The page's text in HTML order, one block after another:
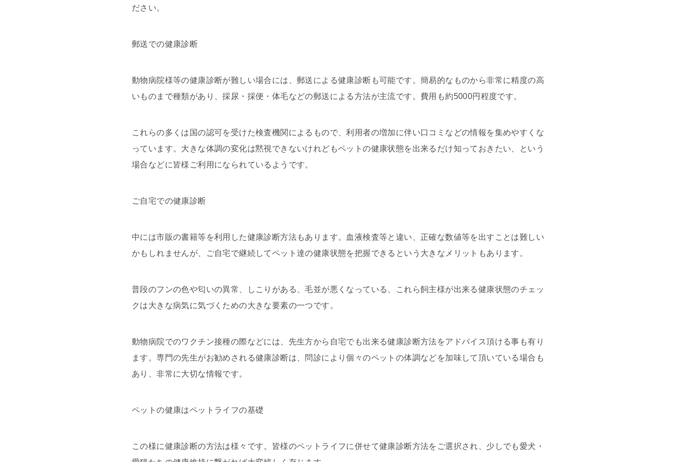
ださい。
郵送での健康診断
動物病院様等の健康診断が難しい場合には、郵送による健康診断も可能です。簡易的なものから非常に精度の高
いものまで種類があり、採尿・採便・体毛などの郵送による方法が主流です。費用も約5000円程度です。
これらの多くは国の認可を受けた検査機関によるもので、利用者の増加に伴い口コミなどの情報を集めやすくな
っています。大きな体調の変化は黙視できないけれどもペットの健康状態を出来るだけ知っておきたい、という
場合などに皆様ご利用になられているようです。
ご自宅での健康診断
中には市販の書籍等を利用した健康診断方法もあります。血液検査等と違い、正確な数値等を出すことは難しい
かもしれませんが、ご自宅で継続してペット達の健康状態を把握できるという大きなメリットもあります。
普段のフンの色や匂いの異常、しこりがある、毛並が悪くなっている、これら飼主様が出来る健康状態のチェッ
クは大きな病気に気づくための大きな要素の一つです。
動物病院でのワクチン接種の際などには、先生方から自宅でも出来る健康診断方法をアドバイス頂ける事も有り
ます。専門の先生がお勧めされる健康診断は、問診により個々のペットの体調などを加味して頂いている場合も
あり、非常に大切な情報です。
ペットの健康はペットライフの基礎
この様に健康診断の方法は様々です。皆様のペットライフに併せて健康診断方法をご選択され、少しでも愛犬・